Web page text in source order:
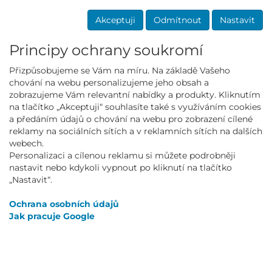
Mall partner
NEWSLETTER
Akceptuji Odmítnout Nastavit
Principy ochrany soukromí
Přizpůsobujeme se Vám na míru. Na základě Vašeho
chování na webu personalizujeme jeho obsah a
zobrazujeme Vám relevantní nabídky a produkty. Kliknutím
na tlačítko „Akceptuji“ souhlasíte také s využíváním cookies
a předáním údajů o chování na webu pro zobrazení cílené
reklamy na sociálních sítích a v reklamních sítích na dalších
webech.
Personalizaci a cílenou reklamu si můžete podrobněji
nastavit nebo kdykoli vypnout po kliknutí na tlačítko
„Nastavit“.
Ochrana osobních údajů
Jak pracuje Google